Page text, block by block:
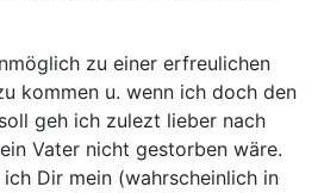
zu einer erfreulichen
kommen u. wenn ich doch den
geh ich zulezt lieber nach
Vater nicht gestorben wäre.
Dir mein (wahrscheinlich in